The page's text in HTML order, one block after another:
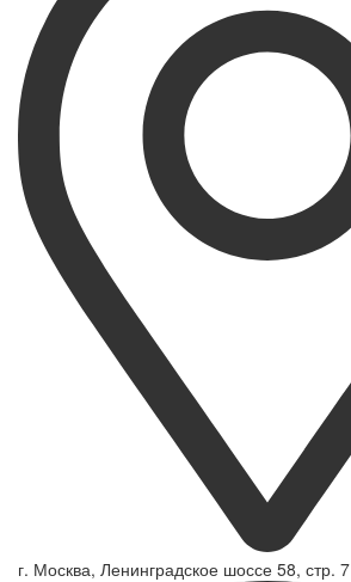
г. Москва, Ленинградское шоссе 58, стр. 7